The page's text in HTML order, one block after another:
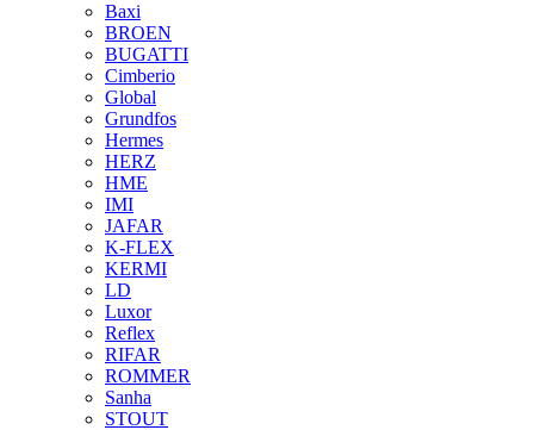
Baxi
BROEN
BUGATTI
Cimberio
Global
Grundfos
Hermes
HERZ
HME
IMI
JAFAR
K-FLEX
KERMI
LD
Luxor
Reflex
RIFAR
ROMMER
Sanha
STOUT